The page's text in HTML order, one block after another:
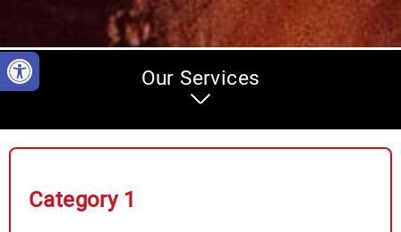
Our Services
Category 1